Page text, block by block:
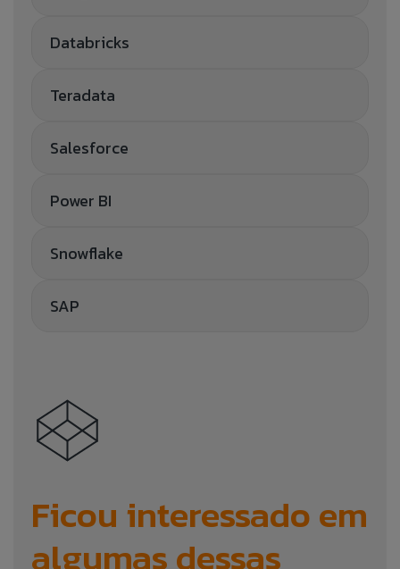
Databricks
Teradata
Salesforce
Power BI
Snowflake
SAP
Ficou interessado em
algumas dessas